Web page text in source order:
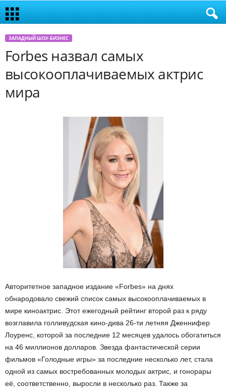
ЗАПАДНЫЙ ШОУ-БИЗНЕС
Forbes назвал самых
высокооплачиваемых актрис
мира
Авторитетное западное издание «Forbes» на днях
обнародовало свежий список самых высокооплачиваемых в
мире киноактрис. Этот ежегодный рейтинг второй раз к ряду
возглавила голливудская кино-дива 26-ти летняя Дженнифер
Лоуренс, которой за последние 12 месяцев удалось обогатиться
на 46 миллионов долларов. Звезда фантастической серии
фильмов «Голодные игры» за последние несколько лет, стала
одной из самых востребованных молодых актрис, и гонорары
её, соответственно, выросли в несколько раз. Также за